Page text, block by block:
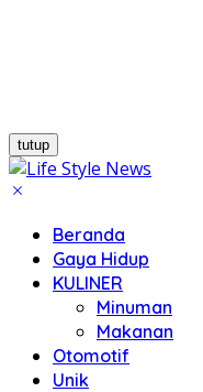
tutup
Beranda
Gaya Hidup
KULINER
Minuman
Makanan
Otomotif
Unik